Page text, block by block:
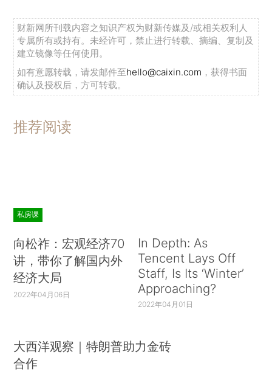
财新网所刊载内容之知识产权为财新传媒及/或相关权利人
专属所有或持有。未经许可，禁止进行转载、摘编、复制及
建立镜像等任何使用。
如有意愿转载，请发邮件至hello@caixin.com ，获得书面
确认及授权后，方可转载。
推荐阅读
私房课
向松祚：宏观经济70
讲，带你了解国内外
经济大局
2022年04月06日
In Depth: As
Tencent Lays Off
Staff, Is Its ‘Winter’
Approaching?
2022年04月01日
大西洋观察｜特朗普助力金砖
合作